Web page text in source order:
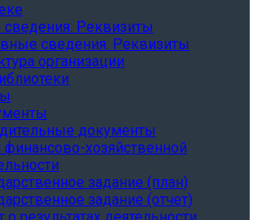
Реквизиты
сведения. Реквизиты
организации
документы
финансово-хозяйственной
задание (план)
задание (отчет)